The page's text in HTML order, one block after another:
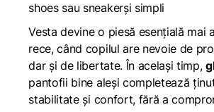
shoes sau sneakerși simpli
Vesta devine o piesă esențială mai
rece, când copilul are nevoie de
dar și de libertate. În același timp,
pantofii bine aleși completează
stabilitate și confort, fără a